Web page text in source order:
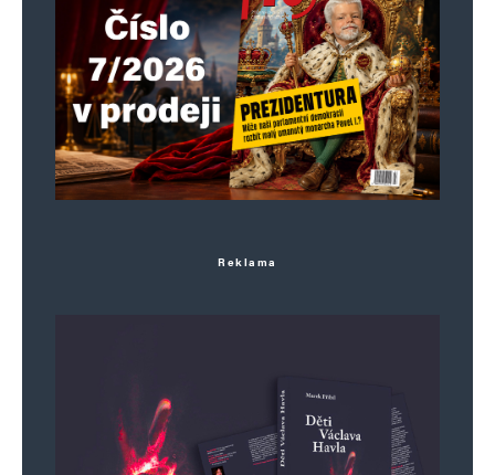
Reklama